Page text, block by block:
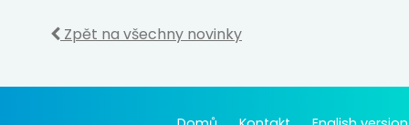
Zpět na všechny novinky